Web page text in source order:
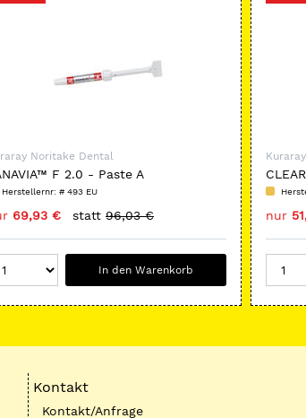
Noritake Dental
F 2.0 - Paste A
Herstellernr: # 493 EU
69,93 € statt 96,03 €
In den Warenkorb
Intro
nur
Kontakt
Kontakt/Anfrage